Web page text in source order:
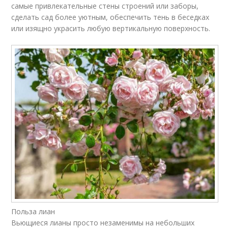
самые привлекательные стены строений или заборы,
сделать сад более уютным, обеспечить тень в беседках
или изящно украсить любую вертикальную поверхность.
Польза лиан
Вьющиеся лианы просто незаменимы на небольших